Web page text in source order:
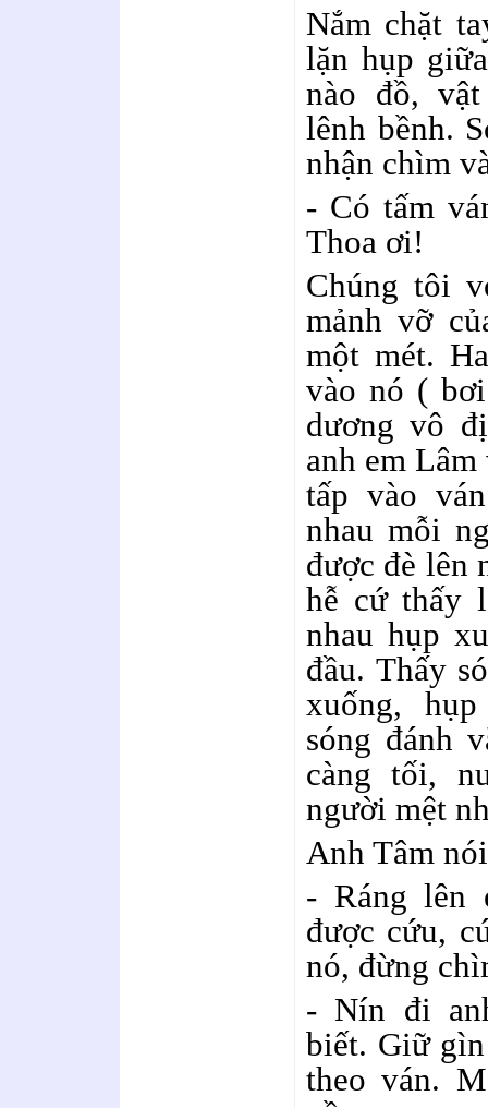
Nắm chặt
lặn hụp
nào đồ,
lênh bềnh.
nhận chìm
- Có tấm
Thoa ơi!
Chúng tôi
mảnh vỡ
một mét.
vào nó (
dương vô
anh em
tấp vào
nhau mỗi
được đè lên
hễ cứ thấy
nhau hụp
đầu. Thấy
xuống,
sóng đánh
càng tối,
người mệt
Anh Tâm
- Ráng lên
được cứu,
nó, đừng
- Nín đi
biết. Giữ
theo ván.